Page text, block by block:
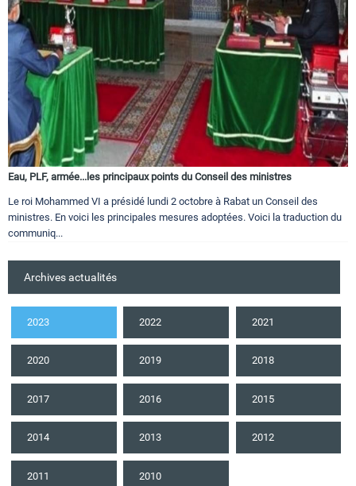
Eau, PLF, armée...les principaux points du Conseil des ministres
Le roi Mohammed VI a présidé lundi 2 octobre à Rabat un Conseil des
ministres. En voici les principales mesures adoptées. Voici la traduction du
communiq...
Archives actualités
2023 2022 2021
2020 2019 2018
2017 2016 2015
2014 2013 2012
2011 2010